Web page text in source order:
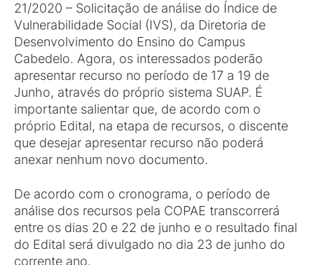
21/2020 – Solicitação de análise do Índice de
Vulnerabilidade Social (IVS), da Diretoria de
Desenvolvimento do Ensino do Campus
Cabedelo. Agora, os interessados poderão
apresentar recurso no período de 17 a 19 de
Junho, através do próprio sistema SUAP. É
importante salientar que, de acordo com o
próprio Edital, na etapa de recursos, o discente
que desejar apresentar recurso não poderá
anexar nenhum novo documento.
De acordo com o cronograma, o período de
análise dos recursos pela COPAE transcorrerá
entre os dias 20 e 22 de junho e o resultado final
do Edital será divulgado no dia 23 de junho do
corrente ano.